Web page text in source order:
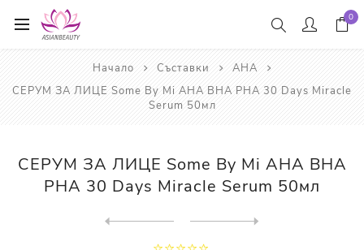
0
Начало Съставки
AHA
СЕРУМ ЗА ЛИЦЕ Some By Mi AHA BHA PHA 30 Days Miracle
Serum 50мл
СЕРУМ ЗА ЛИЦЕ Some By Mi AHA BHA
PHA 30 Days Miracle Serum 50мл